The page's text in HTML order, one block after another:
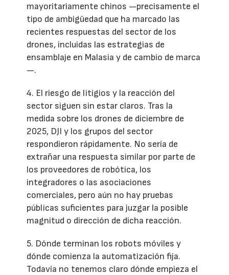
mayoritariamente chinos —precisamente el
tipo de ambigüedad que ha marcado las
recientes respuestas del sector de los
drones, incluidas las estrategias de
ensamblaje en Malasia y de cambio de marca
—.
4. El riesgo de litigios y la reacción del
sector siguen sin estar claros. Tras la
medida sobre los drones de diciembre de
2025, DJI y los grupos del sector
respondieron rápidamente. No sería de
extrañar una respuesta similar por parte de
los proveedores de robótica, los
integradores o las asociaciones
comerciales, pero aún no hay pruebas
públicas suficientes para juzgar la posible
magnitud o dirección de dicha reacción.
5. Dónde terminan los robots móviles y
dónde comienza la automatización fija.
Todavía no tenemos claro dónde empieza el